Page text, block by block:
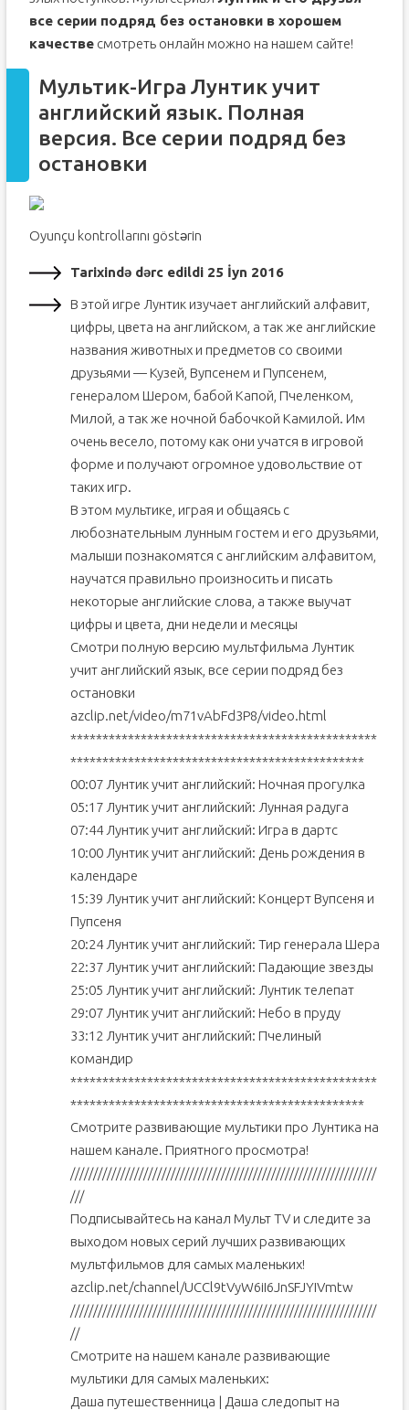
все серии подряд без остановки в хорошем
качествесмотреть онлайн можно на нашем сайте!
Мультик-Игра Лунтик учит
английский язык. Полная
версия. Все серии подряд без
остановки
Oyunçu kontrollarını göstərin
Tarixində dərc edildi 25 İyn 2016
В этой игре Лунтик изучает английский алфавит,
цифры, цвета на английском, а так же английские
названия животных и предметов со своими
друзьями — Кузей, Вупсенем и Пупсенем,
генералом Шером, бабой Капой, Пчеленком,
Милой, а так же ночной бабочкой Камилой. Им
очень весело, потому как они учатся в игровой
форме и получают огромное удовольствие от
таких игр.
В этом мультике, играя и общаясь с
любознательным лунным гостем и его друзьями,
малыши познакомятся с английским алфавитом,
научатся правильно произносить и писать
некоторые английские слова, а также выучат
цифры и цвета, дни недели и месяцы
Смотри полную версию мультфильма Лунтик
учит английский язык, все серии подряд без
остановки
azclip.net/video/m71vAbFd3P8/video.html
************************************************
**********************************************
00:07 Лунтик учит английский: Ночная прогулка
05:17 Лунтик учит английский: Лунная радуга
07:44 Лунтик учит английский: Игра в дартс
10:00 Лунтик учит английский: День рождения в
календаре
15:39 Лунтик учит английский: Концерт Вупсеня и
Пупсеня
20:24 Лунтик учит английский: Тир генерала Шера
22:37 Лунтик учит английский: Падающие звезды
25:05 Лунтик учит английский: Лунтик телепат
29:07 Лунтик учит английский: Небо в пруду
33:12 Лунтик учит английский: Пчелиный
командир
************************************************
**********************************************
Смотрите развивающие мультики про Лунтика на
нашем канале. Приятного просмотра!
///////////////////////////////////////////////////////////////////
///
Подписывайтесь на канал Мульт ТV и следите за
выходом новых серий лучших развивающих
мультфильмов для самых маленьких!
azclip.net/channel/UCCl9tVyW6iI6JnSFJYIVmtw
///////////////////////////////////////////////////////////////////
//
Смотрите на нашем канале развивающие
мультики для самых маленьких:
Даша путешественница | Даша следопыт на